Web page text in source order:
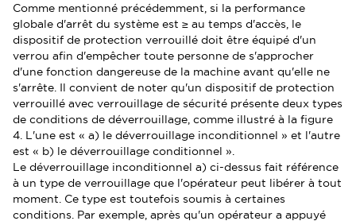
Comme mentionné précédemment, si la performance
globale d'arrêt du système est ≥ au temps d'accès, le
dispositif de protection verrouillé doit être équipé d'un
verrou afin d'empêcher toute personne de s'approcher
d'une fonction dangereuse de la machine avant qu'elle ne
s'arrête. Il convient de noter qu'un dispositif de protection
verrouillé avec verrouillage de sécurité présente deux types
de conditions de déverrouillage, comme illustré à la figure
4. L'une est « a) le déverrouillage inconditionnel » et l'autre
est « b) le déverrouillage conditionnel ».
Le déverrouillage inconditionnel a) ci-dessus fait référence
à un type de verrouillage que l'opérateur peut libérer à tout
moment. Ce type est toutefois soumis à certaines
conditions. Par exemple, après qu'un opérateur a appuyé